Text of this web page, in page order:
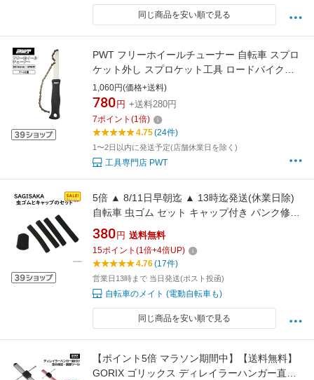
同じ商品を安い順で見る
PWT フリーホイールチューナー 自転車 スプロ
ケット外し スプロケット工具 ロードバイク
MTB 7S〜11S対応 FT50
1,060円(価格+送料)
780 円 +送料280円
7ポイント (1倍)
4.75(24件)
1〜2日以内に発送予定(店舗休業日を除く)
工具専門店 PWT
5倍 ▲ 8/11日早朝迄 ▲ 13時迄発送(休業日除)
自転車 虫ゴム セット キャップ付き パンク修理
サギサカ 33000 軽快車 シティサイクル用
（ゆ）さ
380 円 送料無料
15ポイント (1倍+4倍UP)
4.76(17件)
営業日13時まで 当日発送(ポスト投函)
自転車のメイト (電動自転車も)
同じ商品を安い順で見る
【ポイント5倍 マラソン期間中】【送料無料】
GORIX ゴリックス ディレイラーハンガー直付